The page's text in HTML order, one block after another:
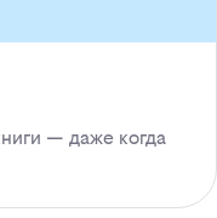
— даже когда